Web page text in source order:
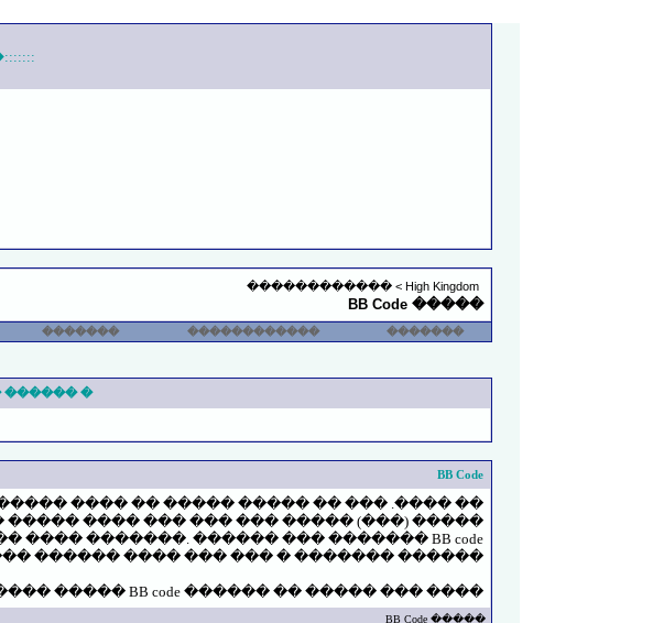
High Kingdom
>
������������
����� BB Code
�������
������������
�������
�
BB Code
����� ���� �� ����� ����� �� ��� .���� ��
����� ���� ��� ��� ��� ����� (���) �����
����� ������� ��� ����� ����� �����.
���� ��� ����� �� ������ BB code ����� ��������� ������ ������.
����� BB Code